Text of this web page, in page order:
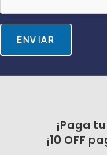
ENVIAR
¡Paga
¡10 OFF